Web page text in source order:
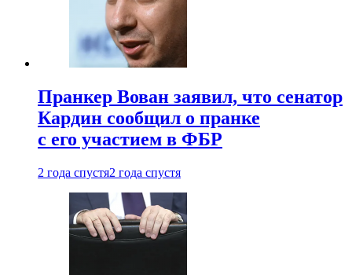
Пранкер Вован заявил, что сенатор
Кардин сообщил о пранке
с его участием в ФБР
2 года спустя2 года спустя